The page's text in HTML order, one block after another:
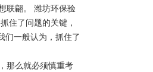
联翩。 潍坊环保验
住了问题的关键，
们一般认为，抓住了
那么就必须慎重考